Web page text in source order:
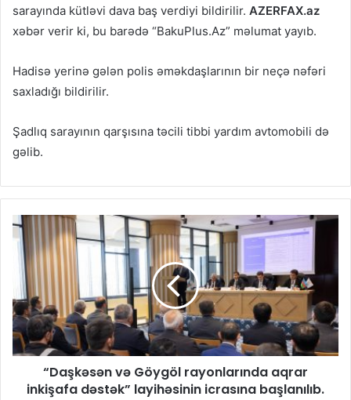
sarayında kütləvi dava baş verdiyi bildirilir. AZERFAX.az
xəbər verir ki, bu barədə “BakuPlus.Az” məlumat yayıb.
Hadisə yerinə gələn polis əməkdaşlarının bir neçə nəfəri
saxladığı bildirilir.
Şadlıq sarayının qarşısına təcili tibbi yardım avtomobili də
gəlib.
“Daşkəsən və Göygöl rayonlarında aqrar
inkişafa dəstək” layihəsinin icrasına başlanılıb.